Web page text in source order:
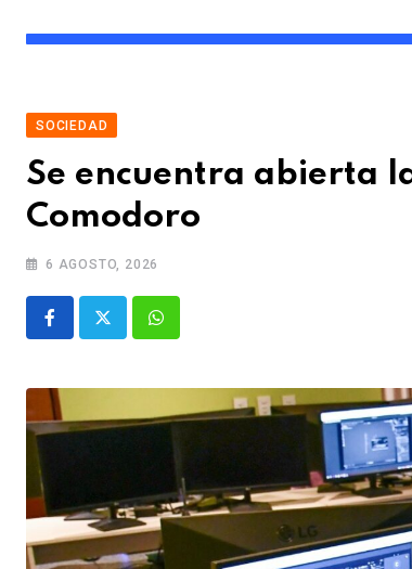
SOCIEDAD
Se encuentra abierta
Comodoro
6 AGOSTO, 2026
Whatsapp